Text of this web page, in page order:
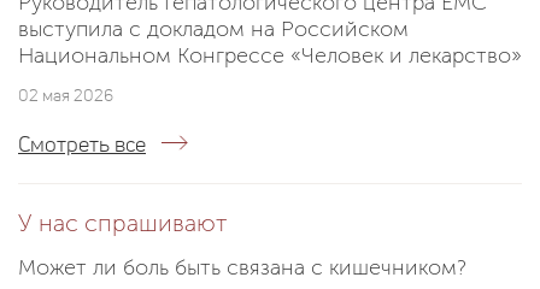
выступила с докладом на Российском
Национальном Конгрессе «Человек и лекарство»
02 мая 2026
Смотреть все
У нас спрашивают
Может ли боль быть связана с кишечником?